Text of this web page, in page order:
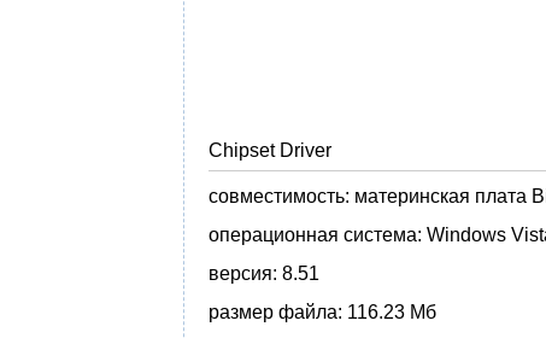
Chipset Driver
совместимость: материнская плата
операционная система: Windows
версия: 8.51
размер файла: 116.23 Мб